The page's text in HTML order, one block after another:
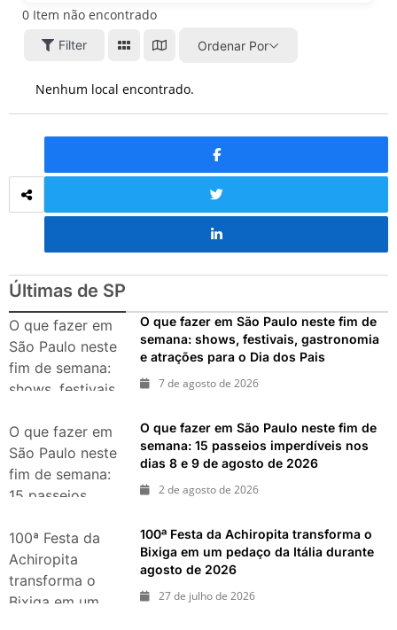
em agosto de 2026: festas
nos dias 25 e 26 de julho:
festas, shows, exposições e
passeios imperdíveis
O que fazer em São Paulo
nos dias 18 e 19 de julho de
2026: festas julinas, shows,
Copa do Mundo, exposições
e passeios imperdíveis
0 Item não encontrado
Filter Ordenar Por
Nenhum local encontrado.
Últimas de SP
O que fazer em
São Paulo neste
fim de semana:
shows, festivais,
atrações para o
Dia dos Pais
O que fazer em São Paulo neste fim de
semana: shows, festivais, gastronomia
e atrações para o Dia dos Pais
7 de agosto de 2026
O que fazer em
São Paulo neste
fim de semana:
15 passeios
dias 8 e 9 de
agosto de 2026
O que fazer em São Paulo neste fim de
semana: 15 passeios imperdíveis nos
dias 8 e 9 de agosto de 2026
2 de agosto de 2026
100ª Festa da
Achiropita
transforma o
Bixiga em um
100ª Festa da Achiropita transforma o
Bixiga em um pedaço da Itália durante
agosto de 2026
27 de julho de 2026